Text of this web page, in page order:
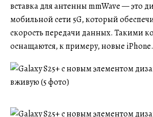
вставка для антенны mmWave — это
мобильной сети 5G, который
скорость передачи данных. Такими
оснащаются, к примеру, новые iPhone.